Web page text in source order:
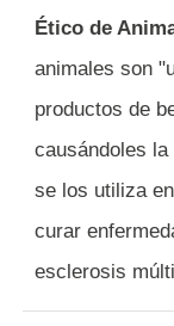
Ético de
animales son
productos de
causándoles
se los utiliza
curar
esclerosis